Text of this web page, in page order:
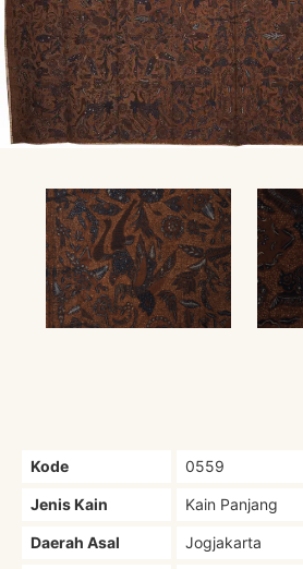
KAMUS
BATIK
KATALOG
BATIK
TANYA
LINKS
Kode 0559
Jenis Kain Kain Panjang
Daerah Asal Jogjakarta